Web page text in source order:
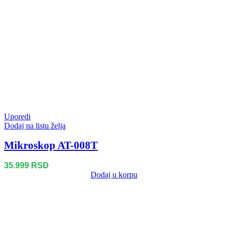
Uporedi
Dodaj na listu želja
Mikroskop AT-008T
35.999 RSD
Dodaj u korpu